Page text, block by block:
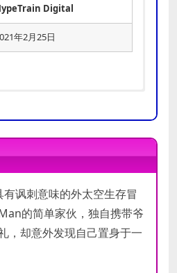
Digital
年2月25日
(x64)
i3 (3rd generation)
GTX 660
(x64)
i5 (4th generation)
GTX 1060
讽刺意味的外太空生存冒
的简单家伙，独自携带爷
，却意外发现自己置身于一